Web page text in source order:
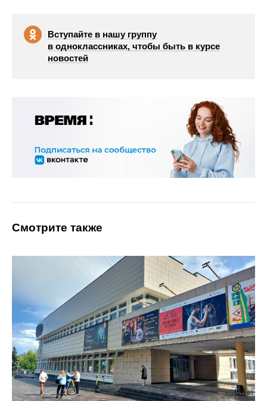
Вступайте в нашу группу
в одноклассниках, чтобы быть в курсе
новостей
Смотрите также